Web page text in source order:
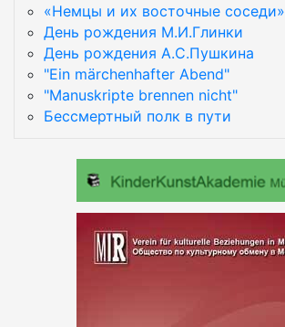
«Немцы и их восточные соседи»
День рождения М.И.Глинки
День рождения А.С.Пушкина
"Ein märchenhafter Abend"
"Manuskripte brennen nicht"
Бессмертный полк в пути